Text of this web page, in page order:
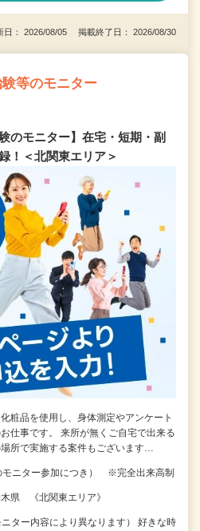
日： 2026/08/05 掲載終了日： 2026/08/30
等のモニター
のモニター】在宅・短期・副
！＜北関東エリア＞
粧品を使用し、身体測定やアンケート
仕事です。 来所が無くご自宅で出来る
所で実施する案件もございます…
モニター参加につき） ※完全出来高制
県 《北関東エリア》
ター内容により異なります） 好きな時